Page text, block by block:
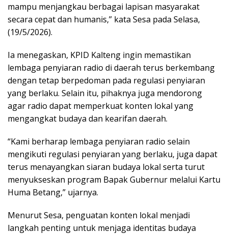
mampu menjangkau berbagai lapisan masyarakat
secara cepat dan humanis,” kata Sesa pada Selasa,
(19/5/2026).
Ia menegaskan, KPID Kalteng ingin memastikan
lembaga penyiaran radio di daerah terus berkembang
dengan tetap berpedoman pada regulasi penyiaran
yang berlaku. Selain itu, pihaknya juga mendorong
agar radio dapat memperkuat konten lokal yang
mengangkat budaya dan kearifan daerah.
“Kami berharap lembaga penyiaran radio selain
mengikuti regulasi penyiaran yang berlaku, juga dapat
terus menayangkan siaran budaya lokal serta turut
menyukseskan program Bapak Gubernur melalui Kartu
Huma Betang,” ujarnya.
Menurut Sesa, penguatan konten lokal menjadi
langkah penting untuk menjaga identitas budaya